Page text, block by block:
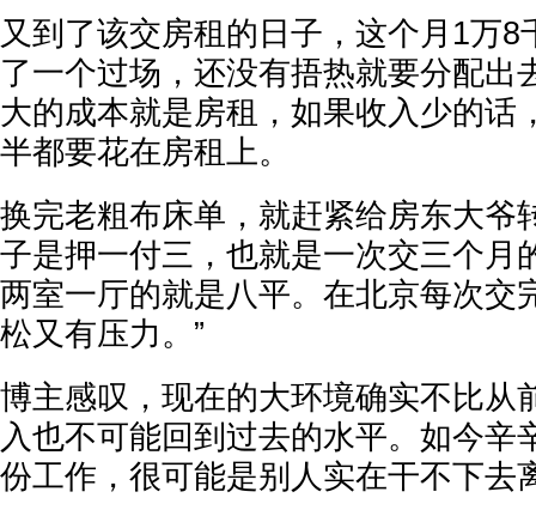
又到了该交房租的日子，这个月1万8
了一个过场，还没有捂热就要分配出
大的成本就是房租，如果收入少的话
半都要花在房租上。
换完老粗布床单，就赶紧给房东大爷
子是押一付三，也就是一次交三个月
两室一厅的就是八平。在北京每次交
松又有压力。”
博主感叹，现在的大环境确实不比从
入也不可能回到过去的水平。如今辛
份工作，很可能是别人实在干不下去